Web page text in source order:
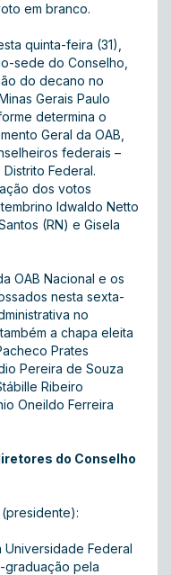
em branco.
quinta-feira (31),
sede do Conselho,
do decano no
Gerais Paulo
determina o
Geral da OAB,
federais –
Federal.
dos votos
Idwaldo Netto
(RN) e Gisela
OAB Nacional e os
nesta sexta-
no
a chapa eleita
Prates
Pereira de Souza
Ribeiro
Oneildo Ferreira
do Conselho
Federal
graduação pela